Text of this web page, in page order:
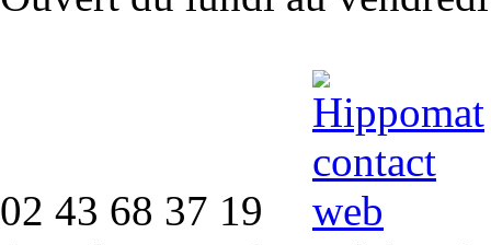
02 43 68 37 19